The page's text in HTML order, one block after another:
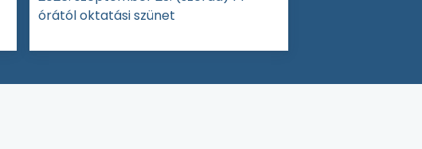
órától oktatási szünet